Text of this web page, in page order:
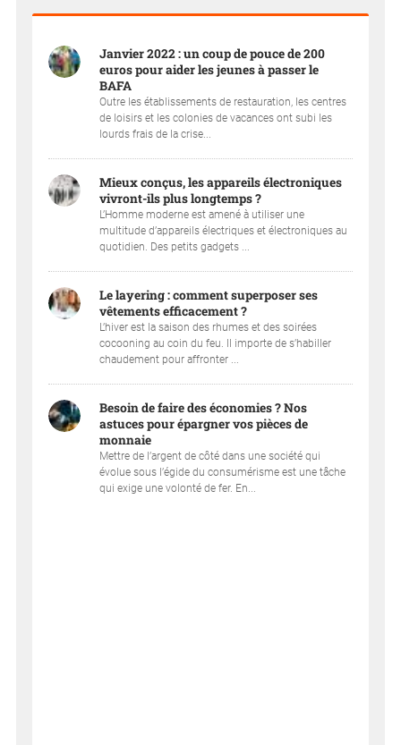
Janvier 2022 : un coup de pouce de 200
euros pour aider les jeunes à passer le
BAFA
Outre les établissements de restauration, les centres
de loisirs et les colonies de vacances ont subi les
lourds frais de la crise...
Mieux conçus, les appareils électroniques
vivront-ils plus longtemps ?
L’Homme moderne est amené à utiliser une
multitude d’appareils électriques et électroniques au
quotidien. Des petits gadgets ...
Le layering : comment superposer ses
vêtements efficacement ?
L’hiver est la saison des rhumes et des soirées
cocooning au coin du feu. Il importe de s’habiller
chaudement pour affronter ...
Besoin de faire des économies ? Nos
astuces pour épargner vos pièces de
monnaie
Mettre de l’argent de côté dans une société qui
évolue sous l’égide du consumérisme est une tâche
qui exige une volonté de fer. En...